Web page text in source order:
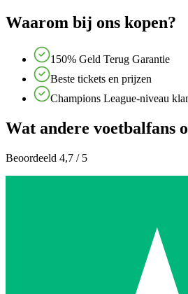
Waarom bij ons kopen?
150% Geld Terug Garantie
Beste tickets en prijzen
Champions League-niveau
Wat andere voetbalfans
Beoordeeld 4,7 / 5